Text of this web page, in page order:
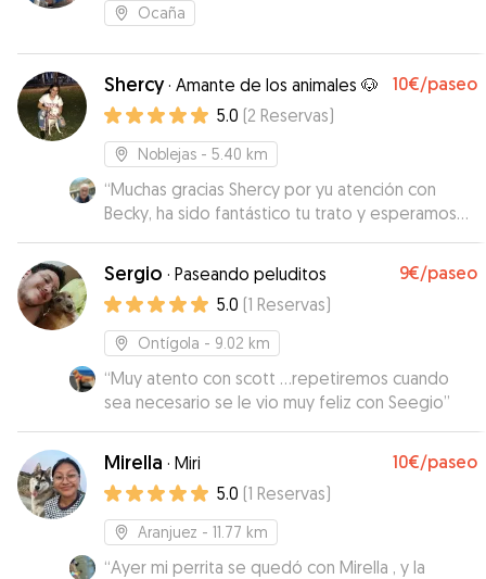
Ocaña
Shercy· Amante de los animales 🐶 10€/paseo
5.0 (2 Reservas)
Noblejas - 5.40 km
“Muchas gracias Shercy por yu atención con
Becky, ha sido fantástico tu trato y esperamos
contar de nuevo con tu colaboración. Muchas
gracias!!
Sergio · Paseando peluditos 9€/paseo
5.0 (1 Reservas)
Ontígola - 9.02 km
“Muy atento con scott ...repetiremos cuando
sea necesario se le vio muy feliz con Seegio”
Mirella · Miri 10€/paseo
5.0 (1 Reservas)
Aranjuez - 11.77 km
“Ayer mi perrita se quedó con Mirella , y la